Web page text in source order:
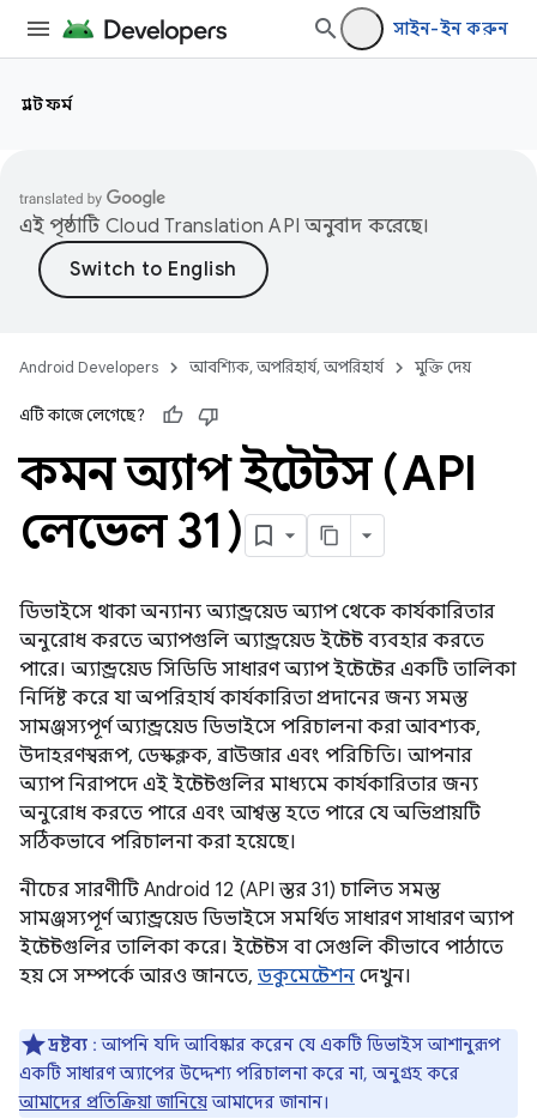
সাইন-ইন করুন
প্ল্যাটফর্ম
এই পৃষ্ঠাটি Cloud Translation API অনুবাদ করেছে।
Android Developers আবশ্যিক, অপরিহার্য, অপরিহার্য মুক্তি দেয়
এটি কাজে লেগেছে?
কমন অ্যাপ ইন্টেন্টস (API
লেভেল 31)
ডিভাইসে থাকা অন্যান্য অ্যান্ড্রয়েড অ্যাপ থেকে কার্যকারিতার
অনুরোধ করতে অ্যাপগুলি অ্যান্ড্রয়েড ইন্টেন্ট ব্যবহার করতে
পারে। অ্যান্ড্রয়েড সিডিডি সাধারণ অ্যাপ ইন্টেন্টের একটি তালিকা
নির্দিষ্ট করে যা অপরিহার্য কার্যকারিতা প্রদানের জন্য সমস্ত
সামঞ্জস্যপূর্ণ অ্যান্ড্রয়েড ডিভাইসে পরিচালনা করা আবশ্যক,
উদাহরণস্বরূপ, ডেস্কক্লক, ব্রাউজার এবং পরিচিতি। আপনার
অ্যাপ নিরাপদে এই ইন্টেন্টগুলির মাধ্যমে কার্যকারিতার জন্য
অনুরোধ করতে পারে এবং আশ্বস্ত হতে পারে যে অভিপ্রায়টি
সঠিকভাবে পরিচালনা করা হয়েছে।
নীচের সারণীটি Android 12 (API স্তর 31) চালিত সমস্ত
সামঞ্জস্যপূর্ণ অ্যান্ড্রয়েড ডিভাইসে সমর্থিত সাধারণ সাধারণ অ্যাপ
ইন্টেন্টগুলির তালিকা করে। ইন্টেন্টস বা সেগুলি কীভাবে পাঠাতে
হয় সে সম্পর্কে আরও জানতে, ডকুমেন্টেশন দেখুন।
দ্রষ্টব্য : আপনি যদি আবিষ্কার করেন যে একটি ডিভাইস আশানুরূপ
একটি সাধারণ অ্যাপের উদ্দেশ্য পরিচালনা করে না, অনুগ্রহ করে
আমাদের প্রতিক্রিয়া জানিয়েআমাদের জানান।